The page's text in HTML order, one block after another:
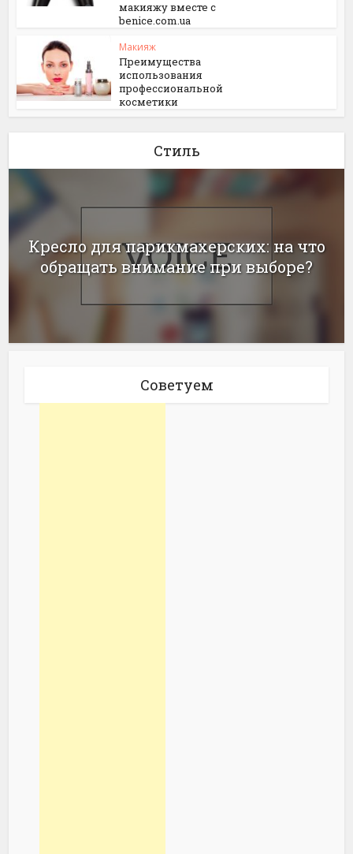
макияжу вместе с
benice.com.ua
Макияж
Преимущества
использования
профессиональной
косметики
Стиль
Кресло для парикмахерских: на что
обращать внимание при выборе?
Советуем